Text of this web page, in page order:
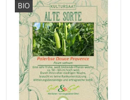
BIO